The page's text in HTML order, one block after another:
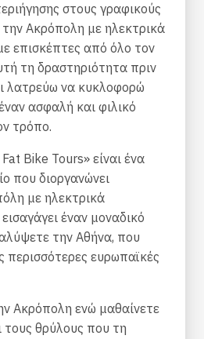
στους γραφικούς
Ακρόπολη με ηλεκτρικά
επισκέπτες από όλο τον
τη δραστηριότητα πριν
λατρεύω να κυκλοφορώ
ασφαλή και φιλικό
τρόπο.
Bike Tours» είναι ένα
που διοργανώνει
με ηλεκτρικά
έναν μοναδικό
την Αθήνα, που
περισσότερες ευρωπαϊκές
Ακρόπολη ενώ μαθαίνετε
τους θρύλους που τη